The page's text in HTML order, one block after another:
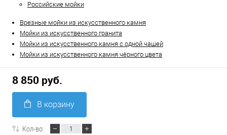
Российские мойки
Врезные мойки из искусственного камня
Мойки из искусственного гранита
Мойки из искусственного камня с одной чашей
Мойки из искусственного камня чёрного цвета
8 850 руб.
В корзину
Кол-во: